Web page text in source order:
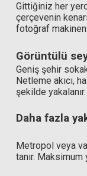
Gittiğiniz her
çerçevenin
fotoğraf
Görüntülü
Geniş şehir
Netleme akıcı,
şekilde yakalanır.
Daha fazla
Metropol veya
tanır.